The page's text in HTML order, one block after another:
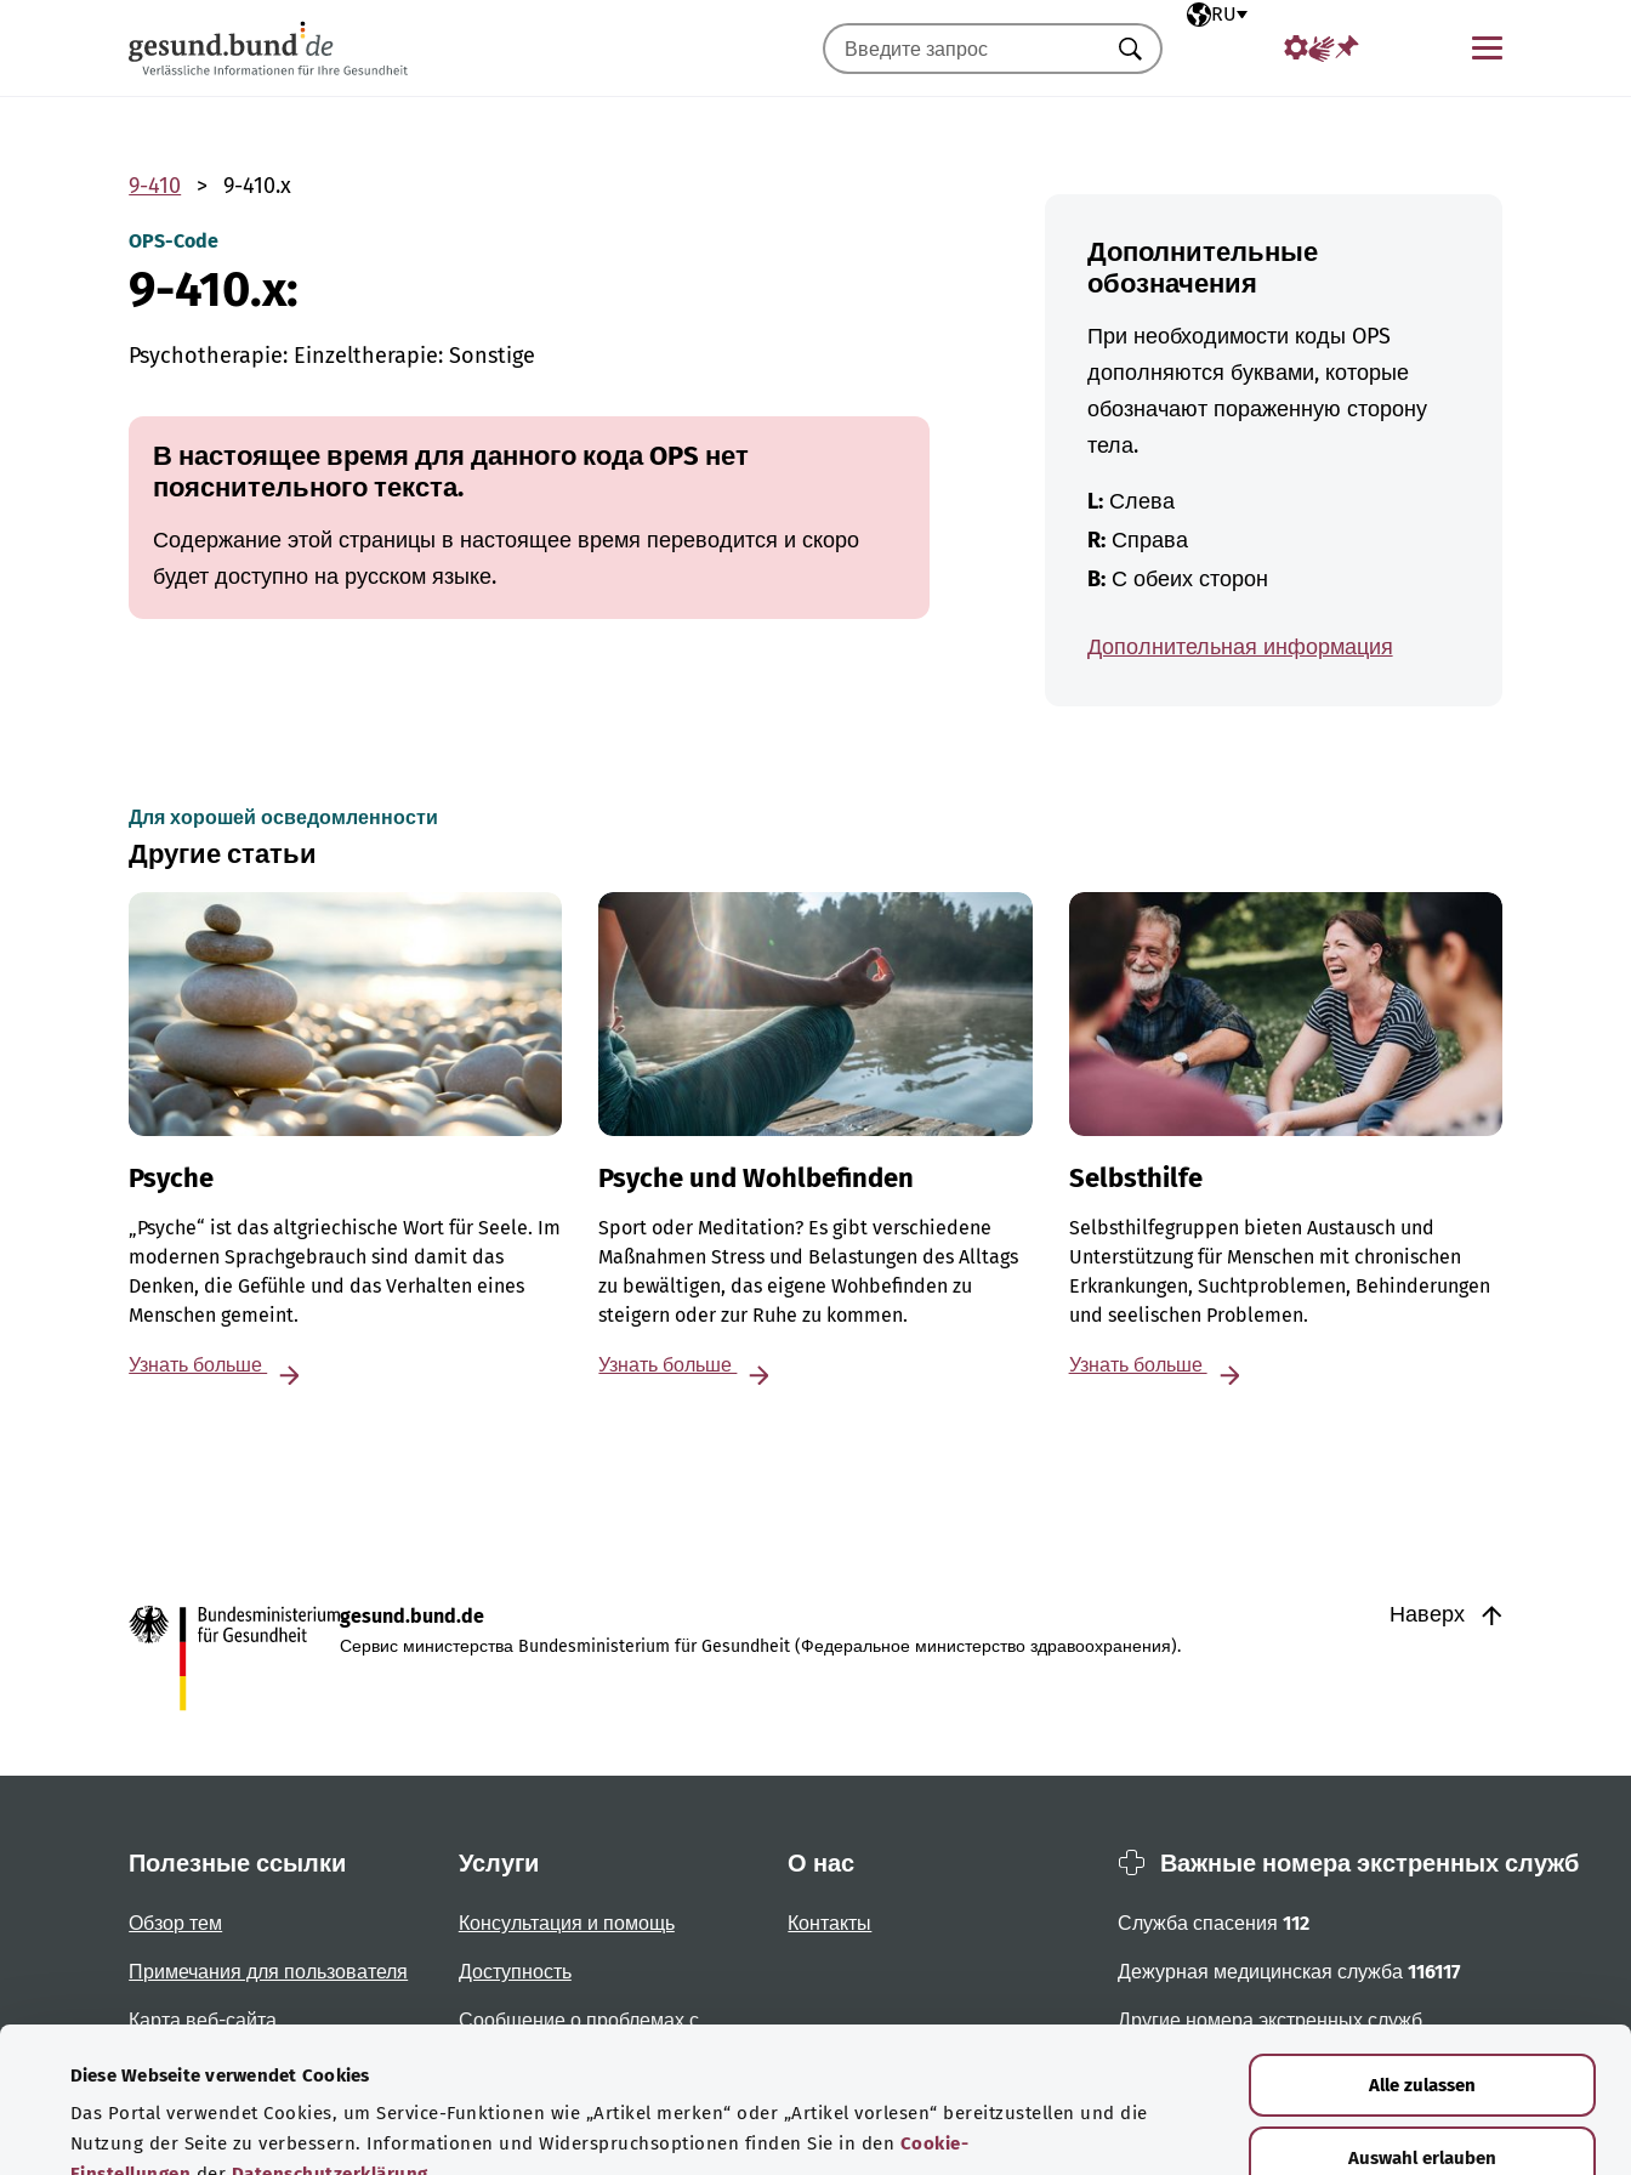
Diese Webseite verwendet Cookies
Das Portal verwendet Cookies, um Service-Funktionen wie „Artikel merken“ oder „Artikel vorlesen“ bereitzustellen und die
Nutzung der Seite zu verbessern. Informationen und Widerspruchsoptionen finden Sie in den Cookie-
Alle zulassen
Auswahl erlauben
Выбранный язык
RU
Меню
Искать
9-410 9-410.x
OPS-Code
9-410.x:
Psychotherapie: Einzeltherapie: Sonstige
В настоящее время для данного кода OPS нет
пояснительного текста.
Содержание этой страницы в настоящее время переводится и скоро
будет доступно на русском языке.
Дополнительные
обозначения
При необходимости коды OPS
дополняются буквами, которые
обозначают пораженную сторону
тела.
L:Слева
R:Справа
B:С обеих сторон
Дополнительная информация
Для хорошей осведомленности
Другие статьи
Psyche
„Psyche“ ist das altgriechische Wort für Seele. Im
modernen Sprachgebrauch sind damit das
Denken, die Gefühle und das Verhalten eines
Menschen gemeint.
Узнать больше
Psyche und Wohlbefinden
Sport oder Meditation? Es gibt verschiedene
Maßnahmen Stress und Belastungen des Alltags
zu bewältigen, das eigene Wohbefinden zu
steigern oder zur Ruhe zu kommen.
Узнать больше
Selbsthilfe
Selbsthilfegruppen bieten Austausch und
Unterstützung für Menschen mit chronischen
Erkrankungen, Suchtproblemen, Behinderungen
und seelischen Problemen.
Узнать больше
Наверх
gesund.bund.de
Сервис министерства Bundesministerium für Gesundheit (Федеральное министерство здравоохранения).
Полезные ссылки
Обзор тем
Примечания для пользователя
Карта веб-сайта
Услуги
Консультация и помощь
Доступность
Сообщение о проблемах с
О нас
Контакты
Важные номера экстренных служб
Служба спасения 112
Дежурная медицинская служба 116117
Другие номера экстренных служб
Сертификаты